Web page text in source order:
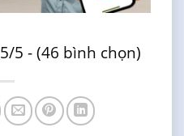
5/5 - (46 bình chọn)